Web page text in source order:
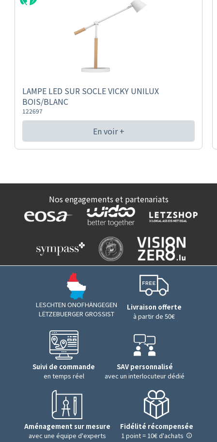
LAMPE LED SUR SOCLE VICKY UNILUX
BOIS/BLANC
122697
En voir +
Nos engagements et partenariats
LESCHTEN ONOFHÄNGEGEN
LËTZEBUERGER GROSSIST
Livraison offerte
à partir de 50€
Suivi de commande
en temps réel
SAV personnalisé
avec un interlocuteur dédié
Aménagement sur mesure
avec une équipe d'experts
Fidélité récompensée
1 point = 10€ d'achats